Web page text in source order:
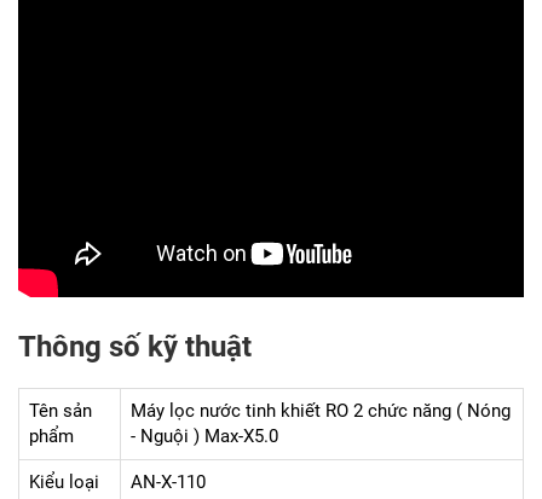
Thông số kỹ thuật
Tên sản
phẩm
Máy lọc nước tinh khiết RO 2 chức năng ( Nóng
- Nguội ) Max-X5.0
Kiểu loại AN-X-110